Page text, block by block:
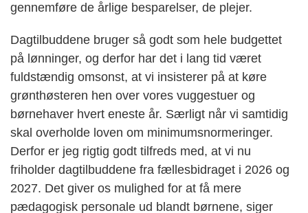
gennemføre de årlige besparelser, de plejer.
Dagtilbuddene bruger så godt som hele budgettet
på lønninger, og derfor har det i lang tid været
fuldstændig omsonst, at vi insisterer på at køre
grønthøsteren hen over vores vuggestuer og
børnehaver hvert eneste år. Særligt når vi samtidig
skal overholde loven om minimumsnormeringer.
Derfor er jeg rigtig godt tilfreds med, at vi nu
friholder dagtilbuddene fra fællesbidraget i 2026 og
2027. Det giver os mulighed for at få mere
pædagogisk personale ud blandt børnene, siger